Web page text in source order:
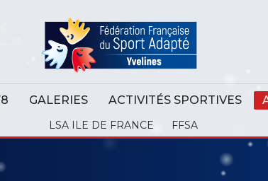
GALERIES ACTIVITÉS SPORTIVES
LSA ILE DE FRANCE FFSA